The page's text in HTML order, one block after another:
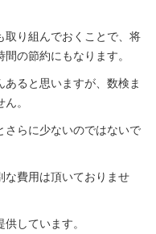
り組んでおくことで、将
の節約にもなります。
ると思いますが、数検ま
。
さらに少ないのではないで
な費用は頂いておりませ
しています。